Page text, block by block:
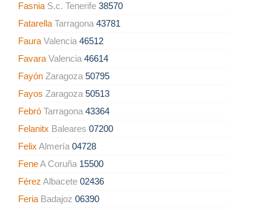
Fasnia S.c. Tenerife 38570
Fatarella Tarragona 43781
Faura Valencia 46512
Favara Valencia 46614
Fayón Zaragoza 50795
Fayos Zaragoza 50513
Febró Tarragona 43364
Felanitx Baleares 07200
Felix Almería 04728
FeneA Coruña 15500
Férez Albacete 02436
Feria Badajoz 06390